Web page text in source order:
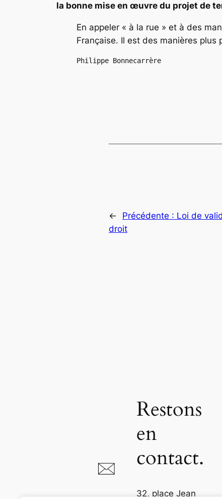
la bonne mise en œuvre du projet de
En appeler « à la rue » et à des
Française. Il est des manières plus
Philippe Bonnecarrère
← Précédente : Loi de
droit
Restons
en
contact.
32, place Jean